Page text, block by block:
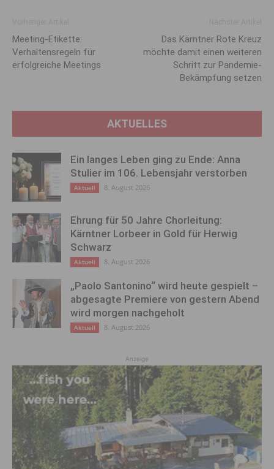
Meeting-Etikette:
Verhaltensregeln für
erfolgreiche Meetings
Das Kärntner Rote Kreuz
möchte damit einen weiteren
Schritt zur Pandemie-
Bekämpfung setzen
AKTUELLES
Ein langes Leben ging zu Ende: Anna
Stulier im 106. Lebensjahr verstorben
Aktuell 8. August 2026
Ehrung für 50 Jahre Chorleitung:
Kärntner Lorbeer in Gold für Herwig
Schwarz
Aktuell 8. August 2026
„Paolo Santonino“ wird heute gespielt –
abgesagte Premiere von gestern Abend
wird morgen nachgeholt
Aktuell 8. August 2026
Anzeige